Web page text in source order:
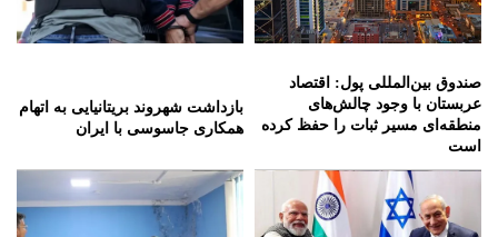
صندوق بین‌المللی پول: اقتصاد
عربستان با وجود چالش‌های
منطقه‌ای مسیر ثبات را حفظ کرده
است
بازداشت شهروند بریتانیایی به اتهام
همکاری جاسوسی با ایران